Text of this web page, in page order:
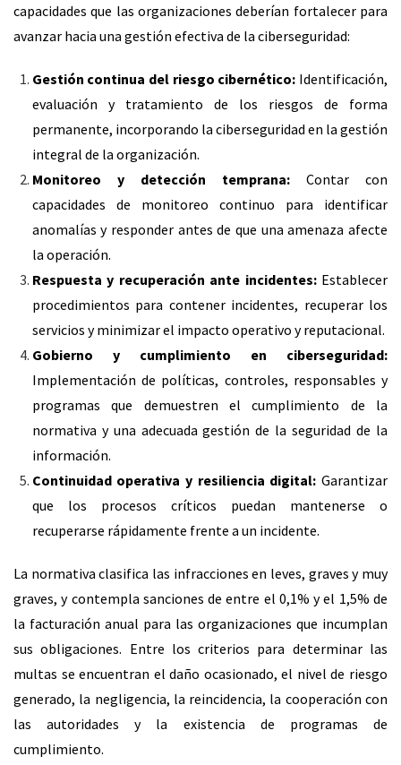
capacidades que las organizaciones deberían fortalecer para
avanzar hacia una gestión efectiva de la ciberseguridad:
Gestión continua del riesgo cibernético: Identificación,
evaluación y tratamiento de los riesgos de forma
permanente, incorporando la ciberseguridad en la gestión
integral de la organización.
Monitoreo y detección temprana: Contar con
capacidades de monitoreo continuo para identificar
anomalías y responder antes de que una amenaza afecte
la operación.
Respuesta y recuperación ante incidentes: Establecer
procedimientos para contener incidentes, recuperar los
servicios y minimizar el impacto operativo y reputacional.
Gobierno y cumplimiento en ciberseguridad:
Implementación de políticas, controles, responsables y
programas que demuestren el cumplimiento de la
normativa y una adecuada gestión de la seguridad de la
información.
Continuidad operativa y resiliencia digital: Garantizar
que los procesos críticos puedan mantenerse o
recuperarse rápidamente frente a un incidente.
La normativa clasifica las infracciones en leves, graves y muy
graves, y contempla sanciones de entre el 0,1% y el 1,5% de
la facturación anual para las organizaciones que incumplan
sus obligaciones. Entre los criterios para determinar las
multas se encuentran el daño ocasionado, el nivel de riesgo
generado, la negligencia, la reincidencia, la cooperación con
las autoridades y la existencia de programas de
cumplimiento.